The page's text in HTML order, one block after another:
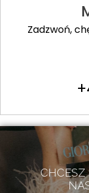
Zadzwoń,
CHCESZ